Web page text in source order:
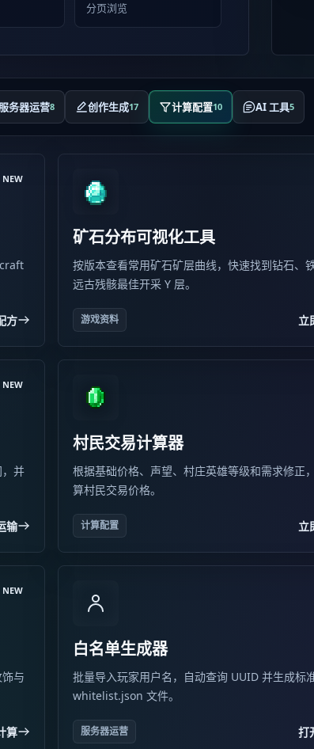
分页浏览
服务器运营8 创作生成17 计算配置10 AI 工具5
NEW
方
矿石分布可视化工具
按版本查看常用矿石矿层曲线，快速找到钻石、
远古残骸最佳开采 Y 层。
游戏资料 立
NEW
并
输
村民交易计算器
根据基础价格、声望、村庄英雄等级和需求修正
算村民交易价格。
计算配置 立
NEW
与
算
白名单生成器
批量导入玩家用户名，自动查询 UUID 并生成标
whitelist.json 文件。
服务器运营 打